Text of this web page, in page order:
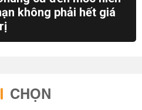
không phải hết giá
CHỌN